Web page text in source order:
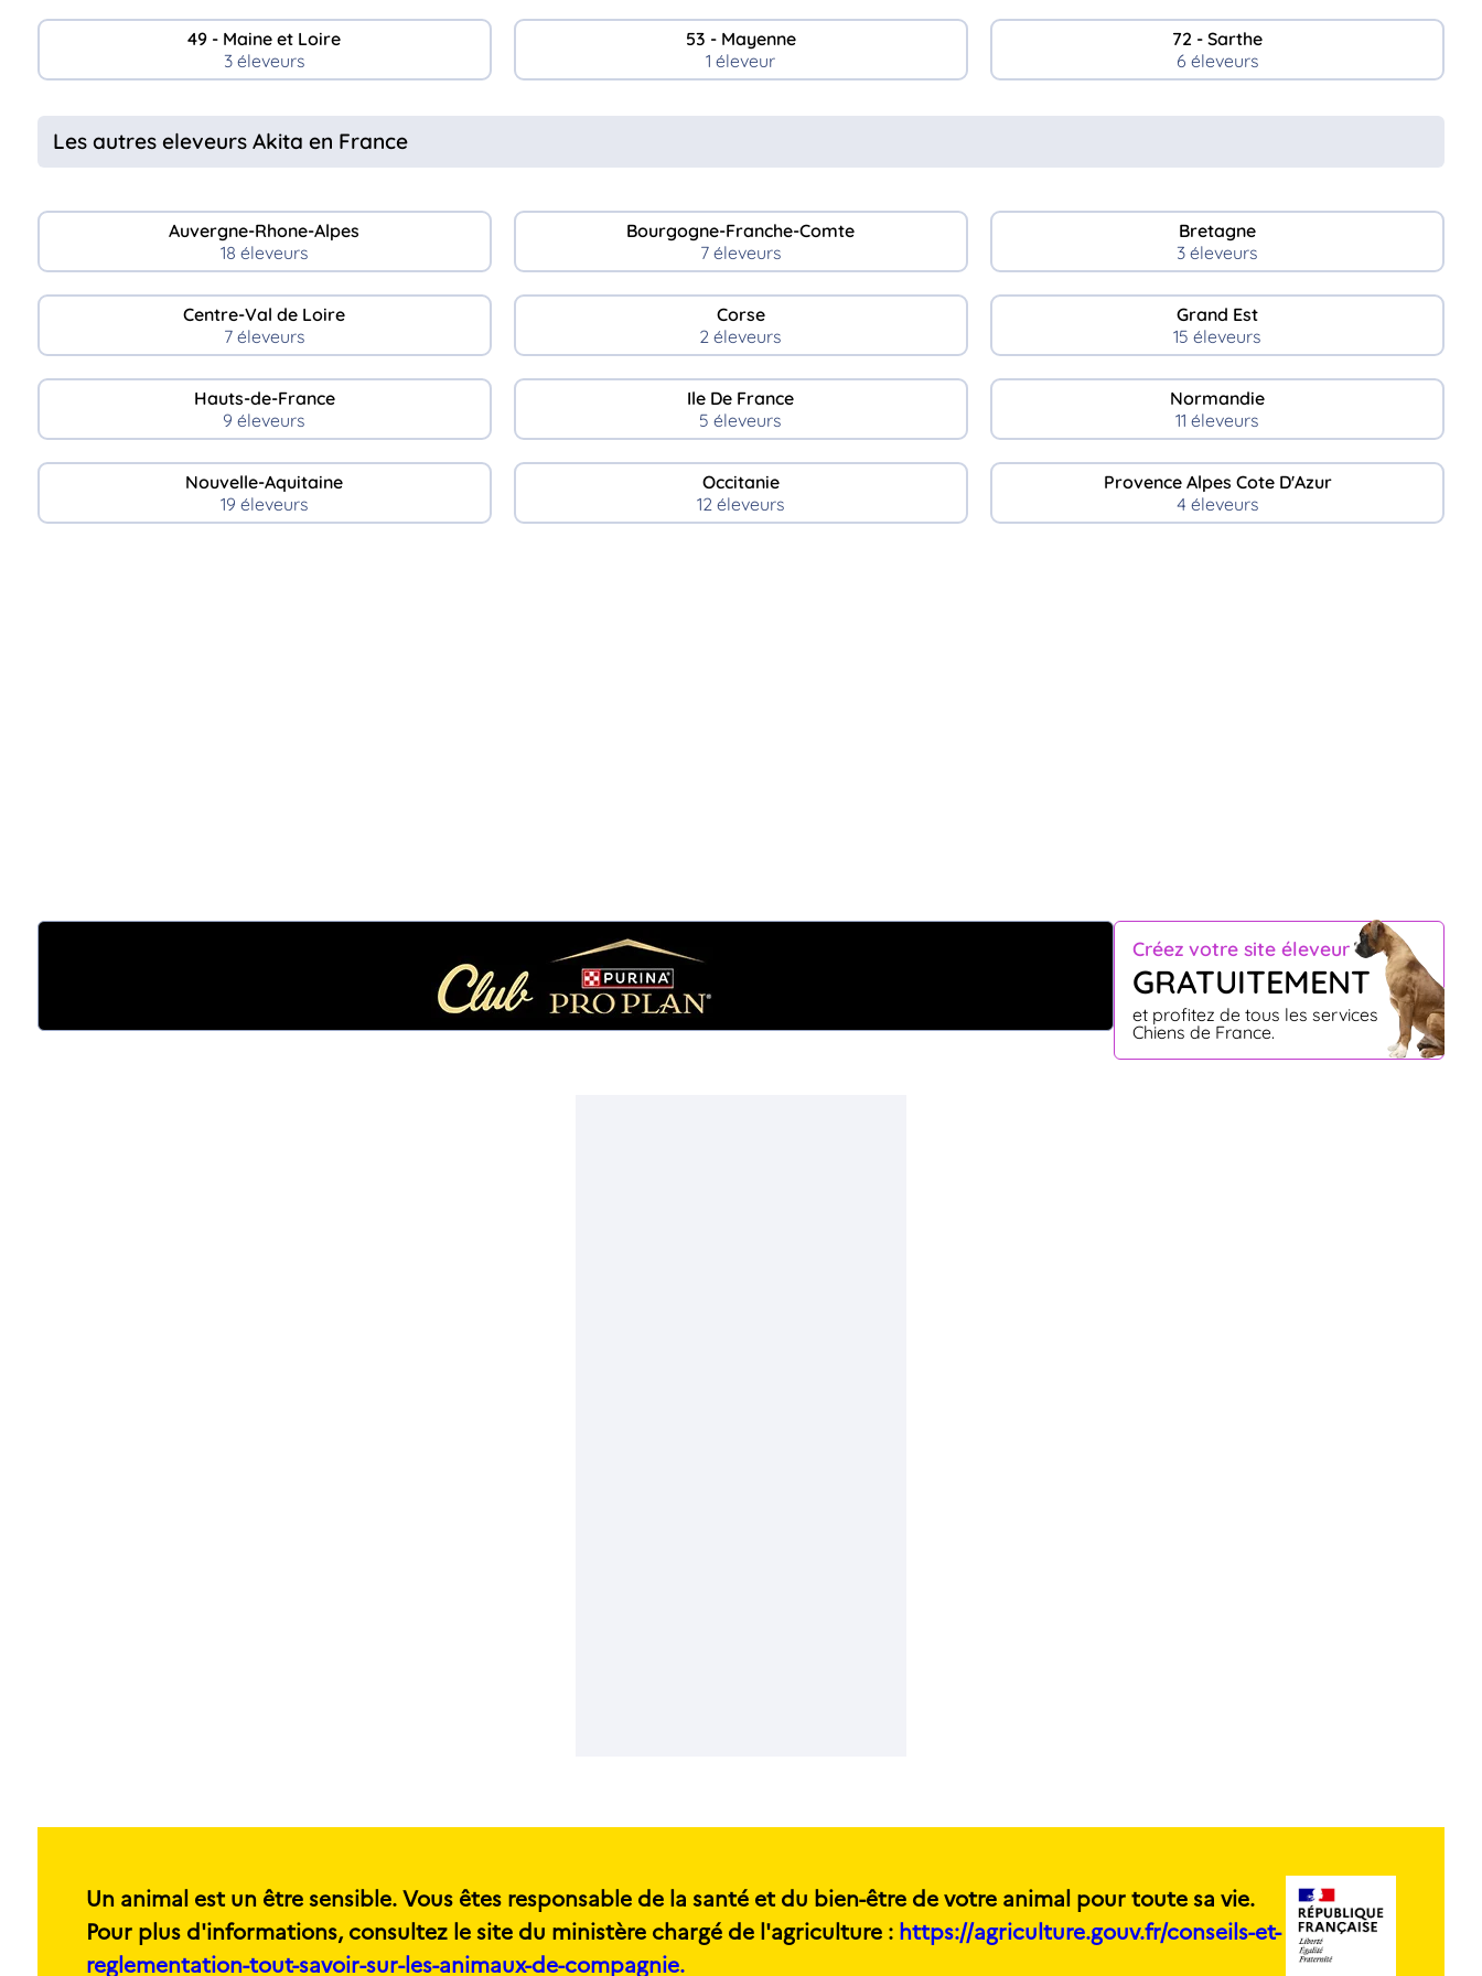
49 - Maine et Loire
3 éleveurs
53 - Mayenne
1 éleveur
72 - Sarthe
6 éleveurs
Les autres eleveurs Akita en France
Auvergne-Rhone-Alpes
18 éleveurs
Bourgogne-Franche-Comte
7 éleveurs
Bretagne
3 éleveurs
Centre-Val de Loire
7 éleveurs
Corse
2 éleveurs
Grand Est
15 éleveurs
Hauts-de-France
9 éleveurs
Ile De France
5 éleveurs
Normandie
11 éleveurs
Nouvelle-Aquitaine
19 éleveurs
Occitanie
12 éleveurs
Provence Alpes Cote D'Azur
4 éleveurs
Créez votre site éleveur
GRATUITEMENT
et profitez de tous les services
Chiens de France.
Un animal est un être sensible. Vous êtes responsable de la santé et du bien-être de votre animal pour toute sa vie.
Pour plus d'informations, consultez le site du ministère chargé de l'agriculture : https://agriculture.gouv.fr/conseils-et-
reglementation-tout-savoir-sur-les-animaux-de-compagnie.